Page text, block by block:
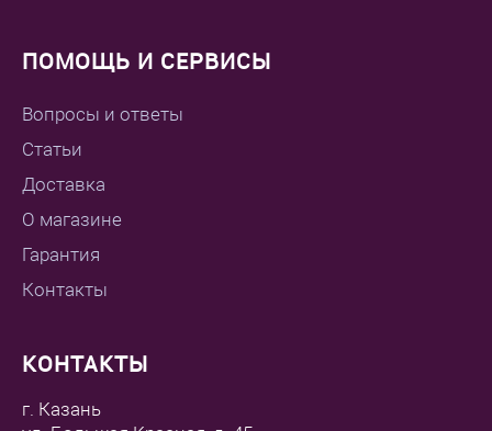
ПОМОЩЬ И СЕРВИСЫ
Вопросы и ответы
Статьи
Доставка
О магазине
Гарантия
Контакты
КОНТАКТЫ
г. Казань